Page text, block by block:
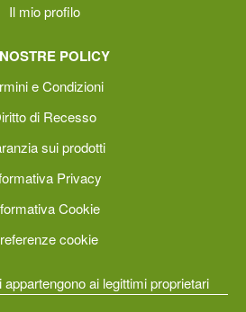
Il mio profilo
POLICY
e Condizioni
di Recesso
sui prodotti
Privacy
Cookie
cookie
ai legittimi proprietari